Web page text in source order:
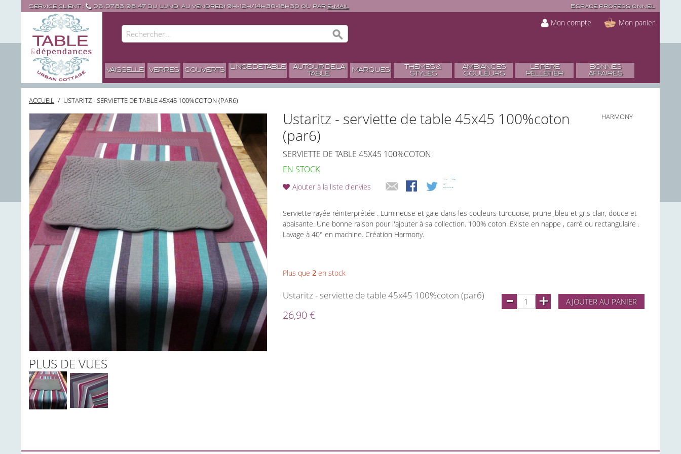
Service client : 06.07.83.98.47 du Lundi au vendredi 9h-12h/14h30-18h30 ou par e-mail Espace professionnel
Mon compte Mon panier
VAISSELLE VERRES COUVERTS LINGE DE TABLE
AUTOUR DE LA
TABLE
MARQUES
THÈMES &
STYLES
AMBIANCES
COULEURS
LE PÈRE
PELLETIER
BONNES
AFFAIRES
ACCUEIL / USTARITZ - SERVIETTE DE TABLE 45X45 100%COTON (PAR6)
PLUS DE VUES
Ustaritz - serviette de table 45x45 100%coton
(par6)
SERVIETTE DE TABLE 45X45 100%COTON
HARMONY
EN STOCK
Ajouter à la liste d'envies
Serviette rayée réinterprétée . Lumineuse et gaie dans les couleurs turquoise, prune ,bleu et gris clair, douce et
apaisante. Une bonne raison pour l'ajouter à sa collection. 100% coton .Existe en nappe , carré ou rectangulaire .
Lavage à 40° en machine. Création Harmony.
Plus que 2 en stock
Ustaritz - serviette de table 45x45 100%coton (par6)
AJOUTER AU PANIER
- +
26,90 €